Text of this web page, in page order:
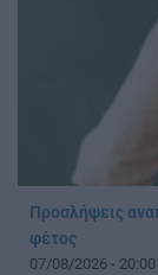
Προσλήψεις
φέτος
07/08/2026 - 20:00